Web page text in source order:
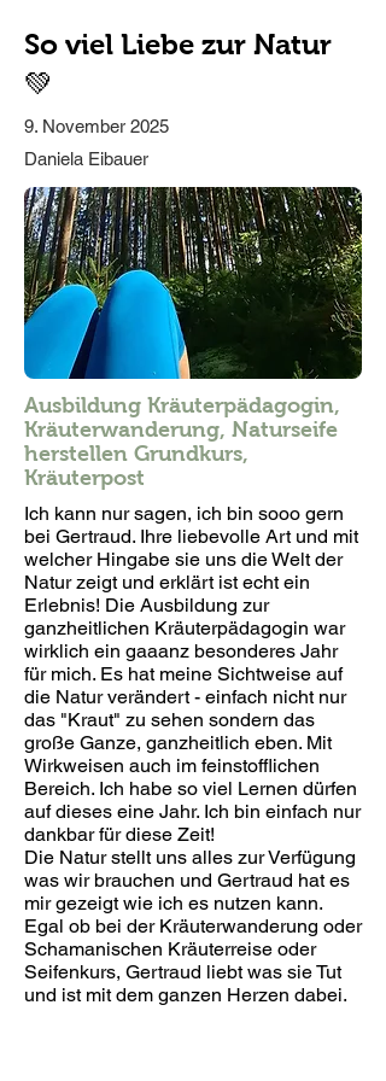
So viel Liebe zur Natur
💚
9. November 2025
Daniela Eibauer
Ausbildung Kräuterpädagogin,
Kräuterwanderung, Naturseife
herstellen Grundkurs,
Kräuterpost
Ich kann nur sagen, ich bin sooo gern
bei Gertraud. Ihre liebevolle Art und mit
welcher Hingabe sie uns die Welt der
Natur zeigt und erklärt ist echt ein
Erlebnis! Die Ausbildung zur
ganzheitlichen Kräuterpädagogin war
wirklich ein gaaanz besonderes Jahr
für mich. Es hat meine Sichtweise auf
die Natur verändert - einfach nicht nur
das "Kraut" zu sehen sondern das
große Ganze, ganzheitlich eben. Mit
Wirkweisen auch im feinstofflichen
Bereich. Ich habe so viel Lernen dürfen
auf dieses eine Jahr. Ich bin einfach nur
dankbar für diese Zeit!
Die Natur stellt uns alles zur Verfügung
was wir brauchen und Gertraud hat es
mir gezeigt wie ich es nutzen kann.
Egal ob bei der Kräuterwanderung oder
Schamanischen Kräuterreise oder
Seifenkurs, Gertraud liebt was sie Tut
und ist mit dem ganzen Herzen dabei.